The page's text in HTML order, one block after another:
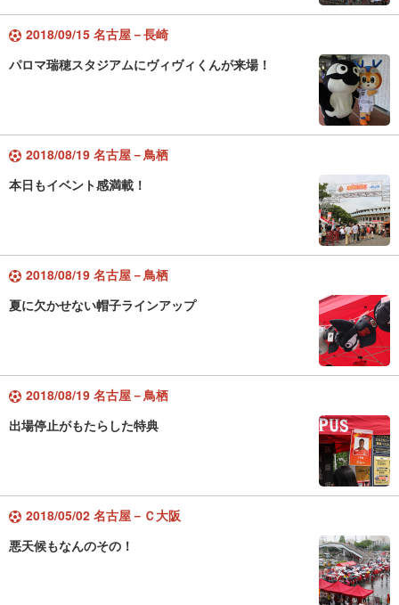
2018/09/15 名古屋－長崎
パロマ瑞穂スタジアムにヴィヴィくんが来場！
2018/08/19 名古屋－鳥栖
本日もイベント感満載！
2018/08/19 名古屋－鳥栖
夏に欠かせない帽子ラインアップ
2018/08/19 名古屋－鳥栖
出場停止がもたらした特典
2018/05/02 名古屋－Ｃ大阪
悪天候もなんのその！